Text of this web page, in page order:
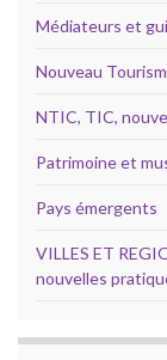
Médiateurs et
Nouveau
NTIC, TIC,
Patrimoine et
Pays émergents
VILLES ET
nouvelles